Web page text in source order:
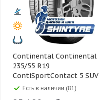
Continental Continental
235/55 R19
ContiSportContact 5 SUV
105W
Есть в наличии (81)